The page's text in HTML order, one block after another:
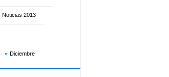
Noticias 2013
Diciembre